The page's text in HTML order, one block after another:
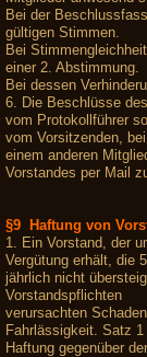
Bei der
gültigen Stimmen.
Bei
einer 2. Abstimmung.
Bei dessen
6. Die Beschlüsse
vom Protokollführer
vom Vorsitzenden,
einem anderen
Vorstandes per Mail
§9 Haftung von
1. Ein Vorstand, der
Vergütung erhält, die
jährlich nicht
Vorstandspflichten
verursachten
Fahrlässigkeit. Satz
Haftung gegenüber